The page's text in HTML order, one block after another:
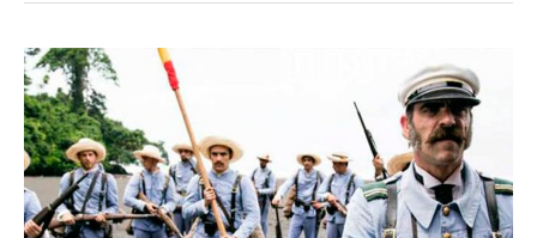
Los
últimos
de
Filipinas
1898
en